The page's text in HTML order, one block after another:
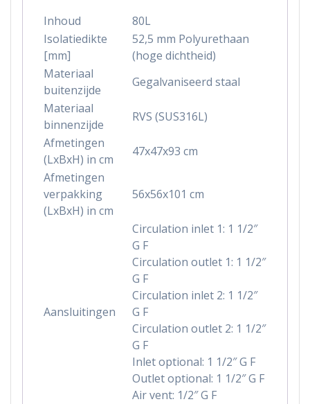
Inhoud
80L
Isolatiedikte
[mm]
52,5 mm Polyurethaan
(hoge dichtheid)
Materiaal
buitenzijde
Gegalvaniseerd staal
Materiaal
binnenzijde
RVS (SUS316L)
Afmetingen
(LxBxH) in cm
47x47x93 cm
Afmetingen
verpakking
(LxBxH) in cm
56x56x101 cm
Aansluitingen
Circulation inlet 1: 1 1/2″
G F
Circulation outlet 1: 1 1/2″
G F
Circulation inlet 2: 1 1/2″
G F
Circulation outlet 2: 1 1/2″
G F
Inlet optional: 1 1/2″ G F
Outlet optional: 1 1/2″ G F
Air vent: 1/2″ G F